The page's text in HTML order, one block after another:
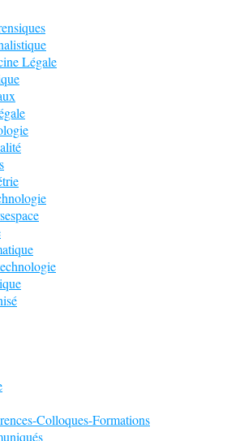
Légale
Colloques-Formations